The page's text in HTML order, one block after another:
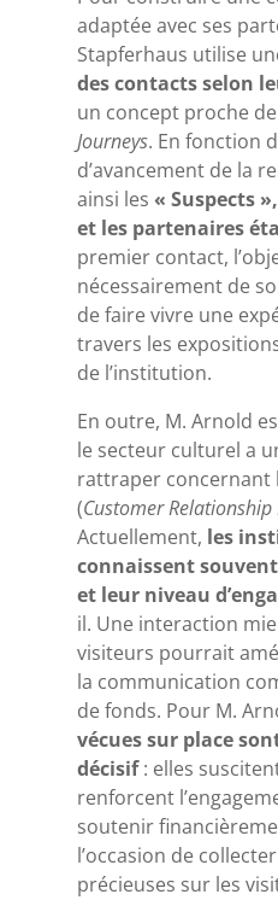
adaptée avec ses
Stapferhaus utilise
des contacts selon
un concept proche
Journeys. En fonction
d’avancement de la
ainsi les« Suspects
et les partenaires
premier contact,
nécessairement de
de faire vivre une
travers les
de l’institution.
En outre, M. Arnold
le secteur culturel a
rattraper concernant
(Customer
Actuellement, les
connaissent
et leur niveau
il. Une interaction
visiteurs pourrait
la communication
de fonds. Pour M.
vécues sur place
décisif: elles
renforcent
soutenir
l’occasion de
précieuses sur les